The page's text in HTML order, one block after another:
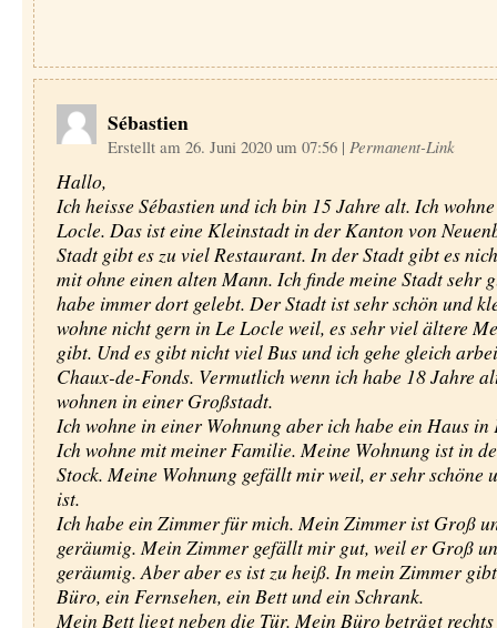
Sébastien
Erstellt am 26. Juni 2020 um 07:56 | Permanent-Link
Hallo,
Ich heisse Sébastien und ich bin 15 Jahre alt. Ich
Locle. Das ist eine Kleinstadt in der Kanton von
Stadt gibt es zu viel Restaurant. In der Stadt gibt es
mit ohne einen alten Mann. Ich finde meine Stadt sehr
habe immer dort gelebt. Der Stadt ist sehr schön und
wohne nicht gern in Le Locle weil, es sehr viel ältere
gibt. Und es gibt nicht viel Bus und ich gehe gleich
Chaux-de-Fonds. Vermutlich wenn ich habe 18 Jahre
wohnen in einer Großstadt.
Ich wohne in einer Wohnung aber ich habe ein Haus in
Ich wohne mit meiner Familie. Meine Wohnung ist in
Stock. Meine Wohnung gefällt mir weil, er sehr schöne
ist.
Ich habe ein Zimmer für mich. Mein Zimmer ist Groß
geräumig. Mein Zimmer gefällt mir gut, weil er Groß
geräumig. Aber aber es ist zu heiß. In mein Zimmer
Büro, ein Fernsehen, ein Bett und ein Schrank.
Mein Bett liegt neben die Tür. Mein Büro beträgt